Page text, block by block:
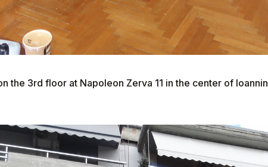
the 3rd floor at Napoleon Zerva 11 in the center of